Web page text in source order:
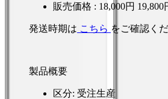
販売価格 : 18,000円 19,800
発送時期は こちら をご確認くだ
製品概要
区分: 受注生産